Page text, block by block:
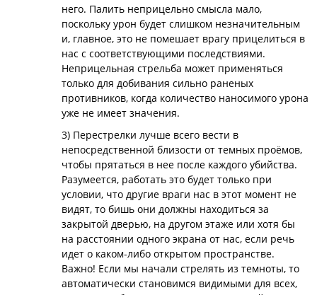
него. Палить неприцельно смысла мало,
поскольку урон будет слишком незначительным
и, главное, это не помешает врагу прицелиться в
нас с соответствующими последствиями.
Неприцельная стрельба может применяться
только для добивания сильно раненых
противников, когда количество наносимого урона
уже не имеет значения.
3) Перестрелки лучше всего вести в
непосредственной близости от темных проёмов,
чтобы прятаться в нее после каждого убийства.
Разумеется, работать это будет только при
условии, что другие враги нас в этот момент не
видят, то бишь они должны находиться за
закрытой дверью, на другом этаже или хотя бы
на расстоянии одного экрана от нас, если речь
идет о каком-либо открытом пространстве.
Важно! Если мы начали стрелять из темноты, то
автоматически становимся видимыми для всех,